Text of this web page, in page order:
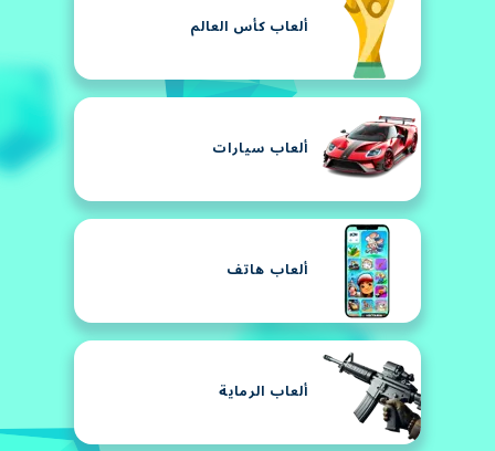
ألعاب كأس العالم
ألعاب سيارات
ألعاب هاتف
ألعاب الرماية